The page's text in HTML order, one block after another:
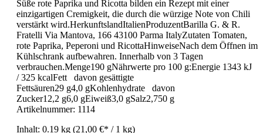
Süße rote Paprika und Ricotta bilden ein Rezept mit einer
einzigartigen Cremigkeit, die durch die würzige Note von Chili
verstärkt wird.HerkunftslandItalienProduzentBarilla G. & R.
Fratelli Via Mantova, 166 43100 Parma ItalyZutaten Tomaten,
rote Paprika, Peperoni und RicottaHinweiseNach dem Öffnen im
Kühlschrank aufbewahren. Innerhalb von 3 Tagen
verbrauchen.Menge190 gNährwerte pro 100 g:Energie 1343 kJ
/ 325 kcalFett davon gesättigte
Fettsäuren29 g4,0 gKohlenhydrate davon
Zucker12,2 g6,0 gEiweiß3,0 gSalz2,750 g
Artikelnummer: 1114
Inhalt: 0.19 kg (21,00 €* / 1 kg)